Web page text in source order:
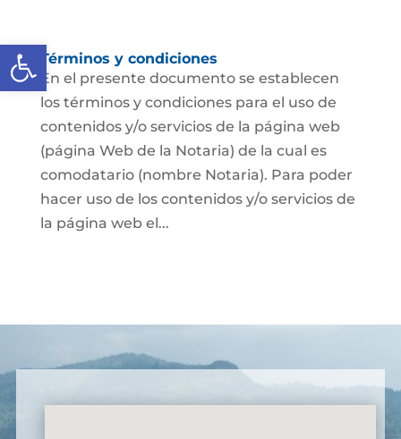
Abrir barra de herramientas
Términos y condiciones
En el presente documento se establecen
los términos y condiciones para el uso de
contenidos y/o servicios de la página web
(página Web de la Notaria) de la cual es
comodatario (nombre Notaria). Para poder
hacer uso de los contenidos y/o servicios de
la página web el...